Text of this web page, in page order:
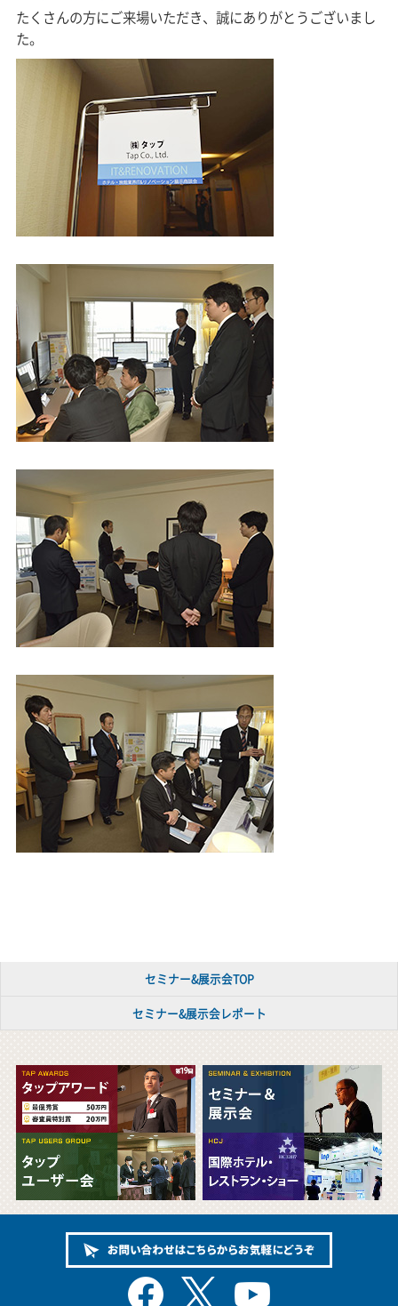
たくさんの方にご来場いただき、誠にありがとうございまし
た。
セミナー&展示会TOP
セミナー&展示会レポート